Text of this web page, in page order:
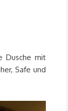
Dusche mit
Safe und